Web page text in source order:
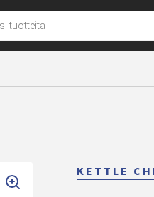
KETTLE